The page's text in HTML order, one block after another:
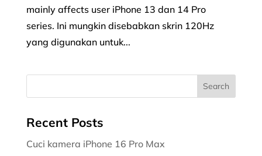
mainly affects user iPhone 13 dan 14 Pro
series. Ini mungkin disebabkan skrin 120Hz
yang digunakan untuk...
Recent Posts
Cuci kamera iPhone 16 Pro Max